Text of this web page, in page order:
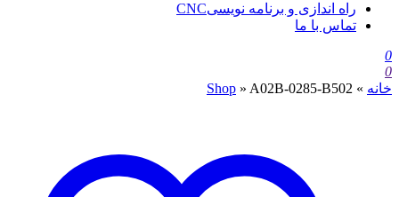
راه اندازی و برنامه نویسیCNC
تماس با ما
0
0
خانه »
Shop » A02B-0285-B502